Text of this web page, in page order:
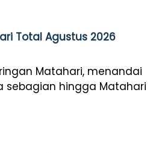
Total Agustus 2026
Matahari, menandai
sebagian hingga Matahari